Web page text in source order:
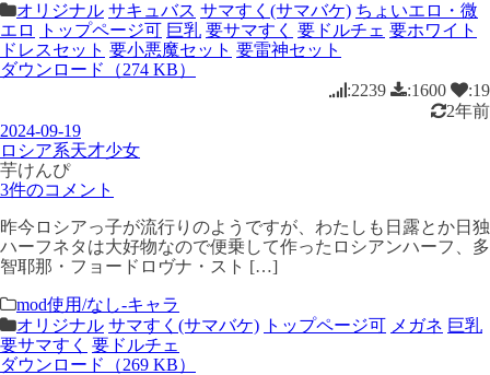
オリジナル サキュバス サマすく(サマバケ) ちょいエロ・微
エロ
トップページ可 巨乳 要サマすく 要ドルチェ 要ホワイト
ドレスセット 要小悪魔セット 要雷神セット
ダウンロード（274 KB）
:2239
:1600
:19
2年前
2024-09-19
ロシア系天才少女
芋けんぴ
3件のコメント
昨今ロシアっ子が流行りのようですが、わたしも日露とか日独
ハーフネタは大好物なので便乗して作ったロシアンハーフ、多
智耶那・フョードロヴナ・スト […]
mod使用/なし-キャラ
オリジナル サマすく(サマバケ) トップページ可 メガネ 巨乳
要サマすく 要ドルチェ
ダウンロード（269 KB）